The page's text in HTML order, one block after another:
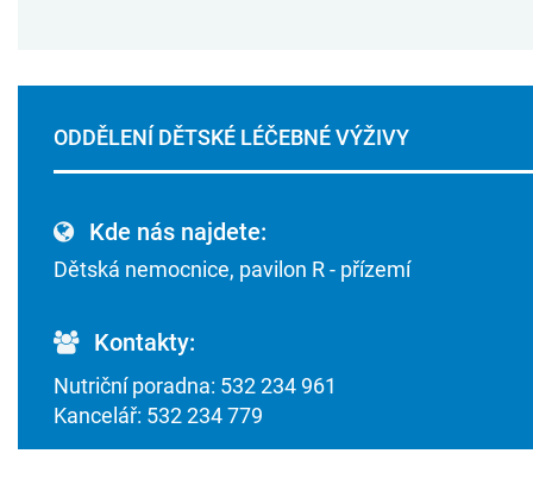
ODDĚLENÍ DĚTSKÉ LÉČEBNÉ VÝŽIVY
Kde nás najdete:
Dětská nemocnice, pavilon R - přízemí
Kontakty:
Nutriční poradna: 532 234 961
Kancelář: 532 234 779